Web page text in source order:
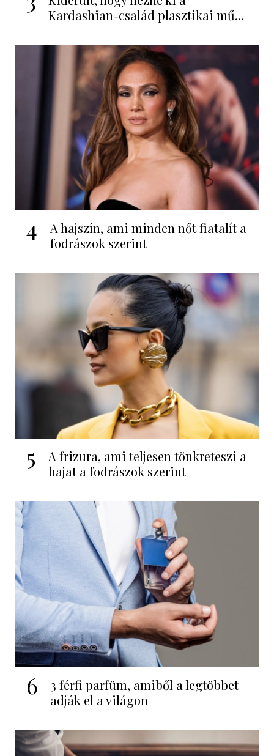
Kardashian-család plasztikai mű...
4
A hajszín, ami minden nőt fiatalít a
fodrászok szerint
5
A frizura, ami teljesen tönkreteszi a
hajat a fodrászok szerint
6
3 férfi parfüm, amiből a legtöbbet
adják el a világon